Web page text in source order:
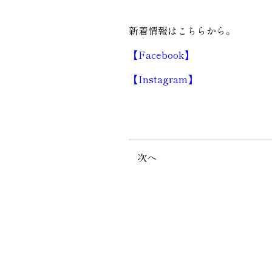
新着情報はこちらから。
【Facebook】
【Instagram】
次へ